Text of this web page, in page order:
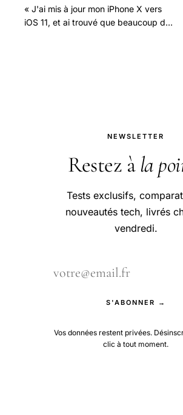
« J'ai mis à jour mon iPhone X vers
iOS 11, et ai trouvé que beaucoup de
NEWSLETTER
Restez à la
Tests exclusifs,
nouveautés tech, livrés
vendredi.
S'ABONNER →
Vos données restent privées.
clic à tout moment.